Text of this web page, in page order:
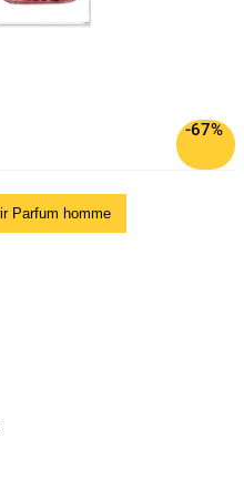
-67%
Parfum homme